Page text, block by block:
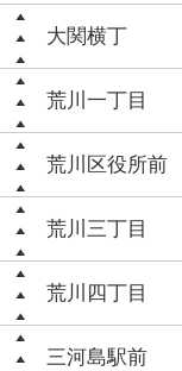
大関横丁
荒川一丁目
荒川区役所前
荒川三丁目
荒川四丁目
三河島駅前